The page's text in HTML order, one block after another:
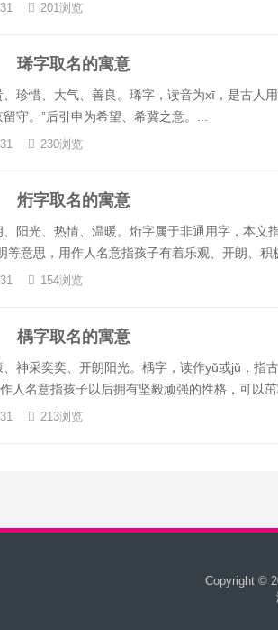
201浏览
琋字取名的寓意
珍惜、大气、善良。琋字，读音为xī，是古人
守。”后引申为希望、希冀之意。...
230浏览
烆字取名的寓意
阳光、热情、温暖。烆字属于非通用字，本义
等意思，用作人名意指孩子有着乐观、开朗、积
154浏览
楀字取名的寓意
神采奕奕、开朗阳光。楀字，读作yǔ或jǔ，指
人名意指孩子以后拥有坚毅顽强的性格，可以茁
213浏览
Copyright ©